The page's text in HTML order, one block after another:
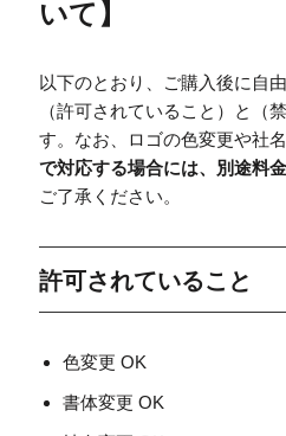
いて 】
以下のとおり、ご購入後に自
（許可されていること）と（
す。なお、ロゴの色変更や社
で対応する場合には、別途料
ご了承ください。
許可されていること
色変更 OK
書体変更 OK